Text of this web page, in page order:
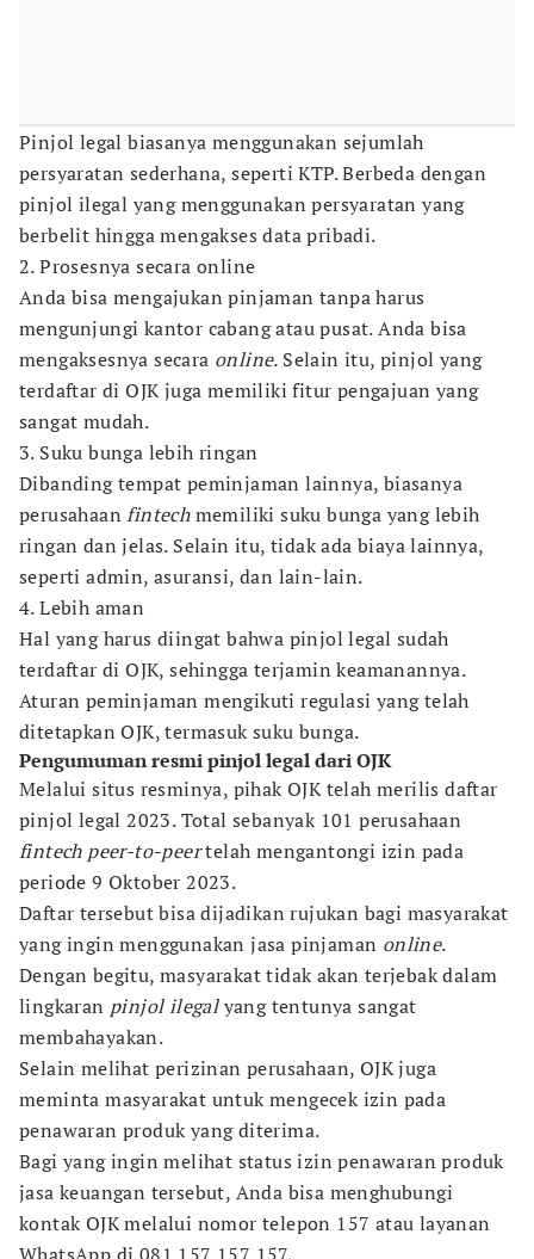
Pinjol legal biasanya menggunakan sejumlah
persyaratan sederhana, seperti KTP. Berbeda dengan
pinjol ilegal yang menggunakan persyaratan yang
berbelit hingga mengakses data pribadi.
2. Prosesnya secara online
Anda bisa mengajukan pinjaman tanpa harus
mengunjungi kantor cabang atau pusat. Anda bisa
mengaksesnya secara online. Selain itu, pinjol yang
terdaftar di OJK juga memiliki fitur pengajuan yang
sangat mudah.
3. Suku bunga lebih ringan
Dibanding tempat peminjaman lainnya, biasanya
perusahaanfintechmemiliki suku bunga yang lebih
ringan dan jelas. Selain itu, tidak ada biaya lainnya,
seperti admin, asuransi, dan lain-lain.
4. Lebih aman
Hal yang harus diingat bahwa pinjol legal sudah
terdaftar di OJK, sehingga terjamin keamanannya.
Aturan peminjaman mengikuti regulasi yang telah
ditetapkan OJK, termasuk suku bunga.
Pengumuman resmi pinjol legal dari OJK
Melalui situs resminya, pihak OJK telah merilis daftar
pinjol legal 2023. Total sebanyak 101 perusahaan
fintech peer-to-peertelah mengantongi izin pada
periode 9 Oktober 2023.
Daftar tersebut bisa dijadikan rujukan bagi masyarakat
yang ingin menggunakan jasa pinjaman online.
Dengan begitu, masyarakat tidak akan terjebak dalam
lingkaran pinjol ilegalyang tentunya sangat
membahayakan.
Selain melihat perizinan perusahaan, OJK juga
meminta masyarakat untuk mengecek izin pada
penawaran produk yang diterima.
Bagi yang ingin melihat status izin penawaran produk
jasa keuangan tersebut, Anda bisa menghubungi
kontak OJK melalui nomor telepon 157 atau layanan